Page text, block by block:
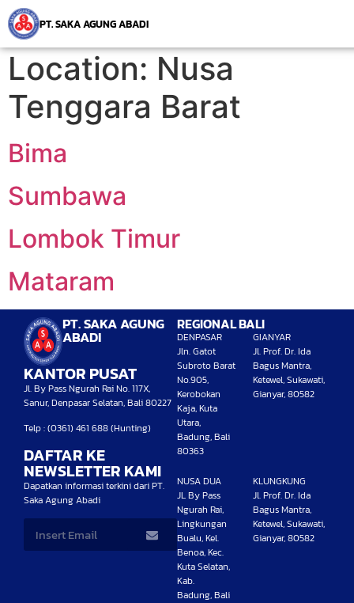
PT. SAKA AGUNG ABADI
Location: Nusa
Tenggara Barat
Bima
Sumbawa
Lombok Timur
Mataram
PT. SAKA AGUNG
ABADI
KANTOR PUSAT
Jl. By Pass Ngurah Rai No. 117X,
Sanur, Denpasar Selatan, Bali 80227
Telp : (0361) 461 688 (Hunting)
DAFTAR KE
NEWSLETTER KAMI
Dapatkan informasi terkini dari PT.
Saka Agung Abadi
REGIONAL BALI
DENPASAR
Jln. Gatot
Subroto Barat
No.905,
Kerobokan
Kaja, Kuta
Utara,
Badung, Bali
80363
GIANYAR
Jl. Prof. Dr. Ida
Bagus Mantra,
Ketewel, Sukawati,
Gianyar, 80582
NUSA DUA
JL By Pass
Ngurah Rai,
Lingkungan
Bualu, Kel.
Benoa, Kec.
Kuta Selatan,
Kab.
Badung, Bali
KLUNGKUNG
Jl. Prof. Dr. Ida
Bagus Mantra,
Ketewel, Sukawati,
Gianyar, 80582